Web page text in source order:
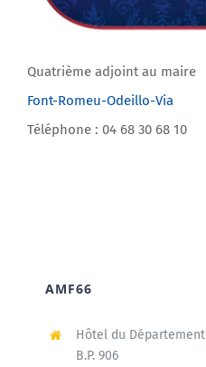
Quatrième adjoint au maire
Font-Romeu-Odeillo-Via
Téléphone : 04 68 30 68 10
AMF66
Hôtel du Département
B.P. 906